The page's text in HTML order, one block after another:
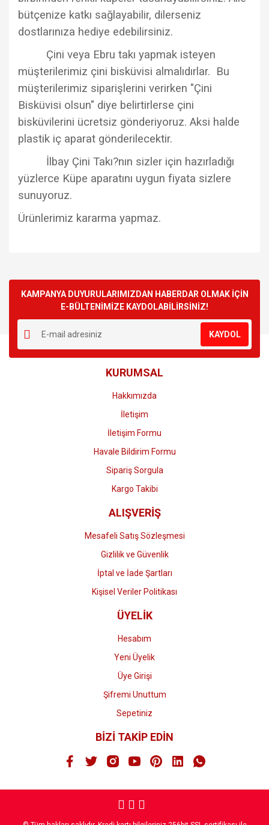
bütçenize katkı sağlayabilir, dilerseniz
dostlarınıza hediye edebilirsiniz.
Çini veya Ebru takı yapmak isteyen
müşterilerimiz çini bisküvisi almalıdırlar. Bu
müşterilerimiz siparişlerini verirken "Çini
Bisküvisi olsun" diye belirtirlerse çini
bisküvilerini ücretsiz gönderiyoruz. Aksi halde
plastik iç aparat gönderilecektir.
İlbay Çini Takı?nın sizler için hazırladığı
yüzlerce Küpe aparatını uygun fiyata sizlere
sunuyoruz.
Ürünlerimiz kararma yapmaz.
Yorum Yaz
kullanarak tarafımıza iletebilirsiniz.
Görüş ve önerileriniz için teşekkür ederiz.
Ürün resmi kalitesiz, bozuk veya görüntülenemiyor.
Ürün açıklamasında eksik bilgiler bulunuyor.
Ürün bilgilerinde hatalar bulunuyor.
Ürün fiyatı diğer sitelerden daha pahalı.
Gönder
KAMPANYA DUYURULARIMIZDAN HABERDAR OLMAK İÇİN
E-BÜLTENİMİZE KAYDOLABİLİRSİNİZ!
KAYDOL
KURUMSAL
Hakkımızda
İletişim
İletişim Formu
Havale Bildirim Formu
Sipariş Sorgula
Kargo Takibi
ALIŞVERİŞ
Mesafeli Satış Sözleşmesi
Gizlilik ve Güvenlik
İptal ve İade Şartları
Kişisel Veriler Politikası
ÜYELİK
Hesabım
Yeni Üyelik
Üye Girişi
Şifremi Unuttum
Sepetiniz
BİZİ TAKİP EDİN